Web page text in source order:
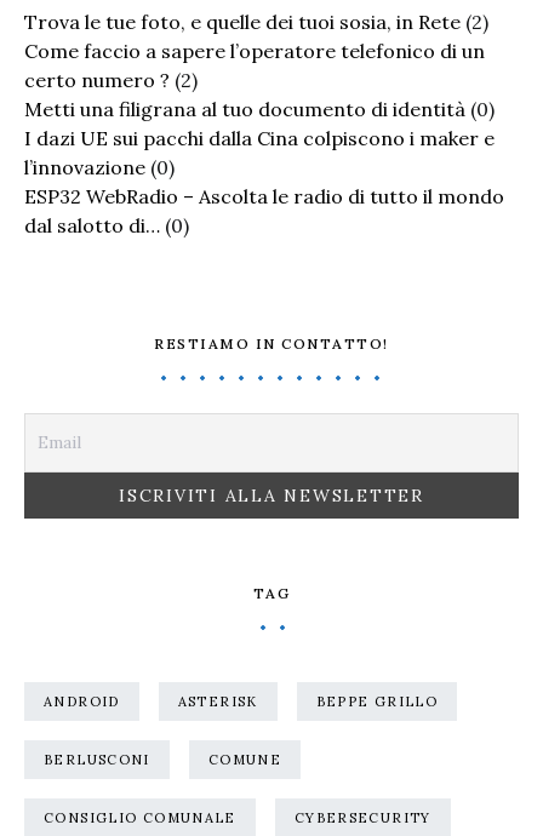
Trova le tue foto, e quelle dei tuoi sosia, in Rete (2)
Come faccio a sapere l’operatore telefonico di un
certo numero ? (2)
Metti una filigrana al tuo documento di identità (0)
I dazi UE sui pacchi dalla Cina colpiscono i maker e
l’innovazione (0)
ESP32 WebRadio – Ascolta le radio di tutto il mondo
dal salotto di… (0)
RESTIAMO IN CONTATTO!
TAG
ANDROID ASTERISK BEPPE GRILLO
BERLUSCONI COMUNE
CONSIGLIO COMUNALE CYBERSECURITY